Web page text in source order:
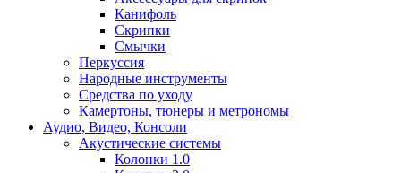
Канифоль
Скрипки
Смычки
Перкуссия
Народные инструменты
Средства по уходу
Камертоны, тюнеры и метрономы
Аудио, Видео, Консоли
Акустические системы
Колонки 1.0